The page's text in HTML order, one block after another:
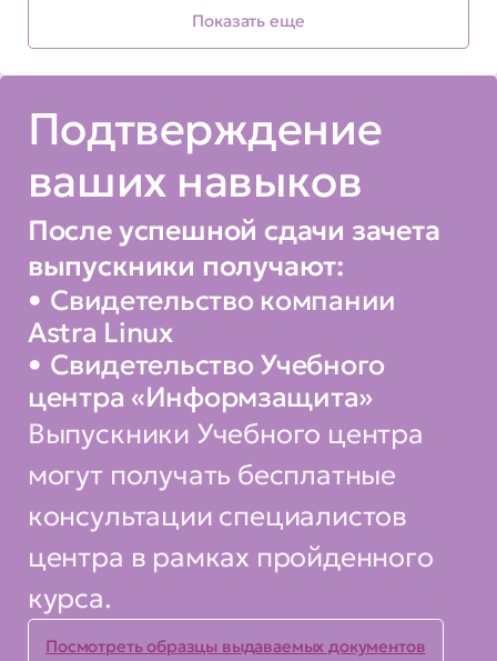
• об архитектуре Ansible
• об основных протоколах,
используемых во FreeIPA
• о работе протоколов HTTP,
HTTPS, SMTP и IMAP
• об архитектуре и назначении
отдельных компонент системы
печати на базе CUPS
Вы сможете:
• настраивать сетевые
интерфейсы и сетевые
соединения с помощью nmcli,
nmtui и nm-connection-editor
• настраивать агрегирование
Ethernet интерфейсов с
Показать еще
Подтверждение
ваших навыков
После успешной сдачи зачета
выпускники получают:
Свидетельство компании
Astra Linux
Свидетельство Учебного
центра «Информзащита»
Выпускники Учебного центра
могут получать бесплатные
консультации специалистов
центра в рамках пройденного
курса.
Посмотреть образцы выдаваемых документов